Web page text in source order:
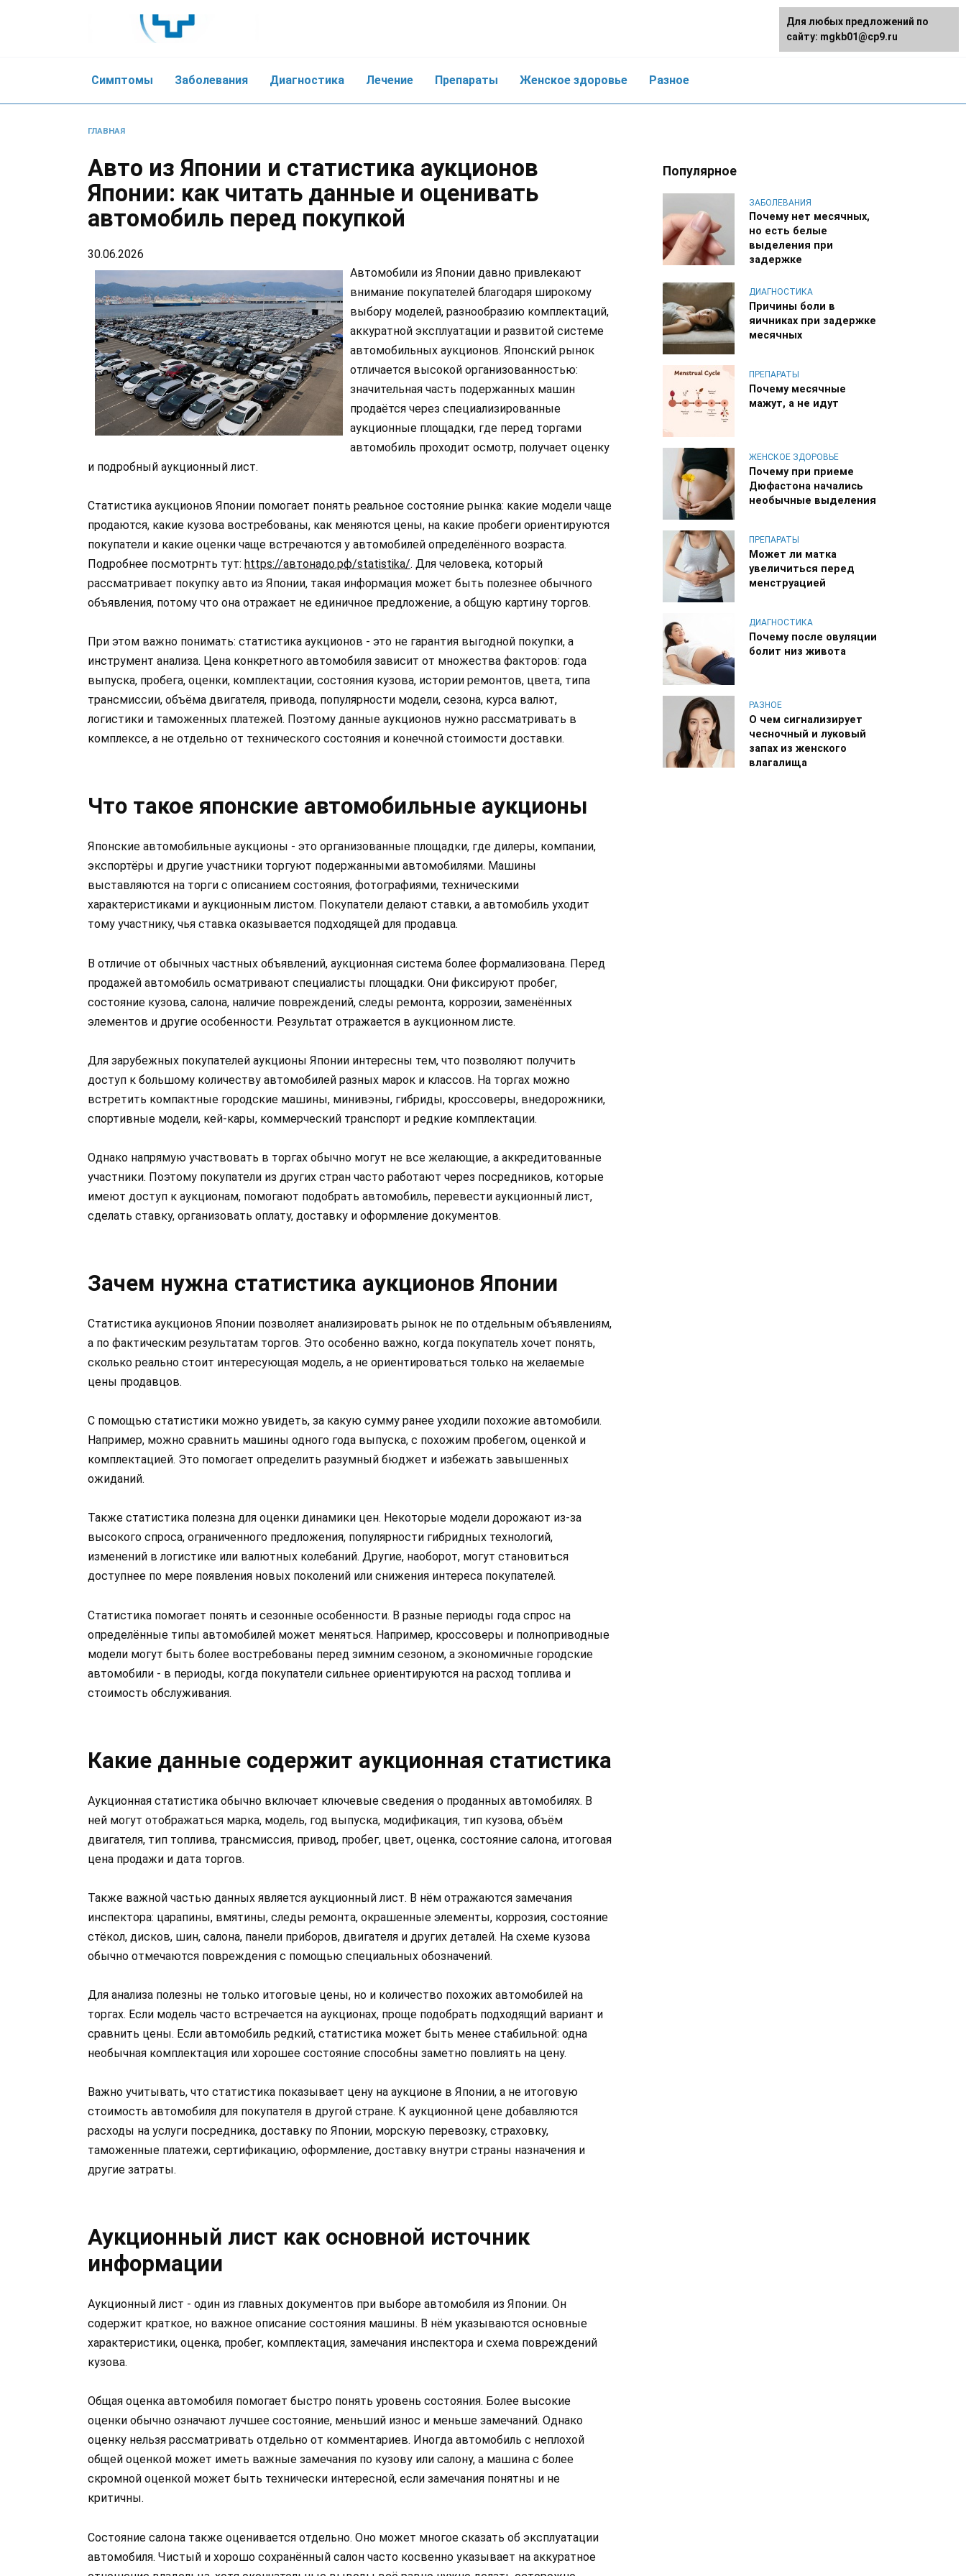
Симптомы Заболевания Диагностика Лечение Препараты Женское здоровье Разное
ГЛАВНАЯ
Авто из Японии и статистика аукционов
Японии: как читать данные и оценивать
автомобиль перед покупкой
30.06.2026
Автомобили из Японии давно привлекают
внимание покупателей благодаря широкому
выбору моделей, разнообразию комплектаций,
аккуратной эксплуатации и развитой системе
автомобильных аукционов. Японский рынок
отличается высокой организованностью:
значительная часть подержанных машин
продаётся через специализированные
аукционные площадки, где перед торгами
автомобиль проходит осмотр, получает оценку
и подробный аукционный лист.
Статистика аукционов Японии помогает понять реальное состояние рынка: какие модели чаще
продаются, какие кузова востребованы, как меняются цены, на какие пробеги ориентируются
покупатели и какие оценки чаще встречаются у автомобилей определённого возраста.
Подробнее посмотрнть тут: https://автонадо.рф/statistika/. Для человека, который
рассматривает покупку авто из Японии, такая информация может быть полезнее обычного
объявления, потому что она отражает не единичное предложение, а общую картину торгов.
При этом важно понимать: статистика аукционов - это не гарантия выгодной покупки, а
инструмент анализа. Цена конкретного автомобиля зависит от множества факторов: года
выпуска, пробега, оценки, комплектации, состояния кузова, истории ремонтов, цвета, типа
трансмиссии, объёма двигателя, привода, популярности модели, сезона, курса валют,
логистики и таможенных платежей. Поэтому данные аукционов нужно рассматривать в
комплексе, а не отдельно от технического состояния и конечной стоимости доставки.
Что такое японские автомобильные аукционы
Японские автомобильные аукционы - это организованные площадки, где дилеры, компании,
экспортёры и другие участники торгуют подержанными автомобилями. Машины
выставляются на торги с описанием состояния, фотографиями, техническими
характеристиками и аукционным листом. Покупатели делают ставки, а автомобиль уходит
тому участнику, чья ставка оказывается подходящей для продавца.
В отличие от обычных частных объявлений, аукционная система более формализована. Перед
продажей автомобиль осматривают специалисты площадки. Они фиксируют пробег,
состояние кузова, салона, наличие повреждений, следы ремонта, коррозии, заменённых
элементов и другие особенности. Результат отражается в аукционном листе.
Для зарубежных покупателей аукционы Японии интересны тем, что позволяют получить
доступ к большому количеству автомобилей разных марок и классов. На торгах можно
встретить компактные городские машины, минивэны, гибриды, кроссоверы, внедорожники,
спортивные модели, кей-кары, коммерческий транспорт и редкие комплектации.
Однако напрямую участвовать в торгах обычно могут не все желающие, а аккредитованные
участники. Поэтому покупатели из других стран часто работают через посредников, которые
имеют доступ к аукционам, помогают подобрать автомобиль, перевести аукционный лист,
сделать ставку, организовать оплату, доставку и оформление документов.
Зачем нужна статистика аукционов Японии
Статистика аукционов Японии позволяет анализировать рынок не по отдельным объявлениям,
а по фактическим результатам торгов. Это особенно важно, когда покупатель хочет понять,
сколько реально стоит интересующая модель, а не ориентироваться только на желаемые
цены продавцов.
С помощью статистики можно увидеть, за какую сумму ранее уходили похожие автомобили.
Например, можно сравнить машины одного года выпуска, с похожим пробегом, оценкой и
комплектацией. Это помогает определить разумный бюджет и избежать завышенных
ожиданий.
Также статистика полезна для оценки динамики цен. Некоторые модели дорожают из-за
высокого спроса, ограниченного предложения, популярности гибридных технологий,
изменений в логистике или валютных колебаний. Другие, наоборот, могут становиться
доступнее по мере появления новых поколений или снижения интереса покупателей.
Статистика помогает понять и сезонные особенности. В разные периоды года спрос на
определённые типы автомобилей может меняться. Например, кроссоверы и полноприводные
модели могут быть более востребованы перед зимним сезоном, а экономичные городские
автомобили - в периоды, когда покупатели сильнее ориентируются на расход топлива и
стоимость обслуживания.
Какие данные содержит аукционная статистика
Аукционная статистика обычно включает ключевые сведения о проданных автомобилях. В
ней могут отображаться марка, модель, год выпуска, модификация, тип кузова, объём
двигателя, тип топлива, трансмиссия, привод, пробег, цвет, оценка, состояние салона, итоговая
цена продажи и дата торгов.
Также важной частью данных является аукционный лист. В нём отражаются замечания
инспектора: царапины, вмятины, следы ремонта, окрашенные элементы, коррозия, состояние
стёкол, дисков, шин, салона, панели приборов, двигателя и других деталей. На схеме кузова
обычно отмечаются повреждения с помощью специальных обозначений.
Для анализа полезны не только итоговые цены, но и количество похожих автомобилей на
торгах. Если модель часто встречается на аукционах, проще подобрать подходящий вариант и
сравнить цены. Если автомобиль редкий, статистика может быть менее стабильной: одна
необычная комплектация или хорошее состояние способны заметно повлиять на цену.
Важно учитывать, что статистика показывает цену на аукционе в Японии, а не итоговую
стоимость автомобиля для покупателя в другой стране. К аукционной цене добавляются
расходы на услуги посредника, доставку по Японии, морскую перевозку, страховку,
таможенные платежи, сертификацию, оформление, доставку внутри страны назначения и
другие затраты.
Аукционный лист как основной источник
информации
Аукционный лист - один из главных документов при выборе автомобиля из Японии. Он
содержит краткое, но важное описание состояния машины. В нём указываются основные
характеристики, оценка, пробег, комплектация, замечания инспектора и схема повреждений
кузова.
Общая оценка автомобиля помогает быстро понять уровень состояния. Более высокие
оценки обычно означают лучшее состояние, меньший износ и меньше замечаний. Однако
оценку нельзя рассматривать отдельно от комментариев. Иногда автомобиль с неплохой
общей оценкой может иметь важные замечания по кузову или салону, а машина с более
скромной оценкой может быть технически интересной, если замечания понятны и не
критичны.
Состояние салона также оценивается отдельно. Оно может многое сказать об эксплуатации
автомобиля. Чистый и хорошо сохранённый салон часто косвенно указывает на аккуратное
Популярное
ЗАБОЛЕВАНИЯ
Почему нет месячных,
но есть белые
выделения при
задержке
ДИАГНОСТИКА
Причины боли в
яичниках при задержке
месячных
ПРЕПАРАТЫ
Почему месячные
мажут, а не идут
ЖЕНСКОЕ ЗДОРОВЬЕ
Почему при приеме
Дюфастона начались
необычные выделения
ПРЕПАРАТЫ
Может ли матка
увеличиться перед
менструацией
ДИАГНОСТИКА
Почему после овуляции
болит низ живота
РАЗНОЕ
О чем сигнализирует
чесночный и луковый
запах из женского
влагалища
Для любых предложений по
сайту: mgkb01@cp9.ru